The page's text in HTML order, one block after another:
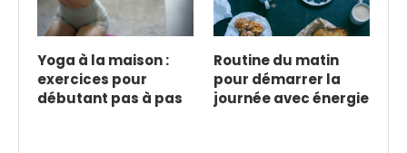
Yoga à la maison :
exercices pour
débutant pas à pas
Routine du matin
pour démarrer la
journée avec énergie